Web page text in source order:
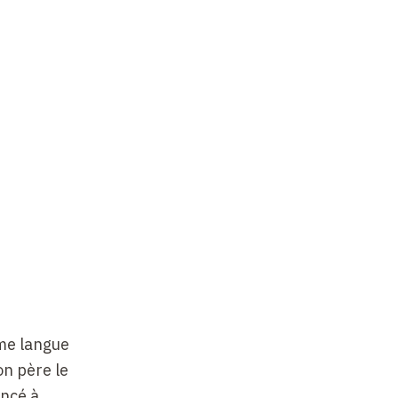
langue
père le